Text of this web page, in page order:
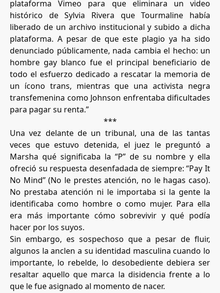
plataforma Vimeo para que eliminara un video
histórico de Sylvia Rivera que Tourmaline había
liberado de un archivo institucional y subido a dicha
plataforma. A pesar de que este plagio ya ha sido
denunciado públicamente, nada cambia el hecho: un
hombre gay blanco fue el principal beneficiario de
todo el esfuerzo dedicado a rescatar la memoria de
un ícono trans, mientras que una activista negra
transfemenina como Johnson enfrentaba dificultades
para pagar su renta.”
***
Una vez delante de un tribunal, una de las tantas
veces que estuvo detenida, el juez le preguntó a
Marsha qué significaba la “P” de su nombre y ella
ofreció su respuesta desenfadada de siempre: “Pay It
No Mind” (No le prestes atención, no le hagas caso).
No prestaba atención ni le importaba si la gente la
identificaba como hombre o como mujer. Para ella
era más importante cómo sobrevivir y qué podía
hacer por los suyos.
Sin embargo, es sospechoso que a pesar de fluir,
algunos la anclen a su identidad masculina cuando lo
importante, lo rebelde, lo desobediente debiera ser
resaltar aquello que marca la disidencia frente a lo
que le fue asignado al momento de nacer.